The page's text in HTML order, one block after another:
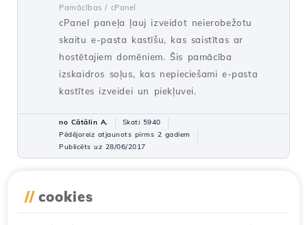
Pamācības / cPanel
cPanel paneļa ļauj izveidot neierobežotu
skaitu e-pasta kastīšu, kas saistītas ar
hostētajiem domēniem. Šis pamācība
izskaidros soļus, kas nepieciešami e-pasta
kastītes izveidei un piekļuvei.
no Cătălin A.
Skati 5940
Pēdējoreiz atjaunots pirms 2 gadiem
Publicēts uz 28/06/2017
WordPress veiktspējas
23
// cookies